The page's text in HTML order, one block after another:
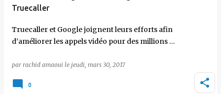
Truecaller
Truecaller et Google joignent leurs efforts afin
d’améliorer les appels vidéo pour des millions …
par rachid amaoui le jeudi, mars 30, 2017
0